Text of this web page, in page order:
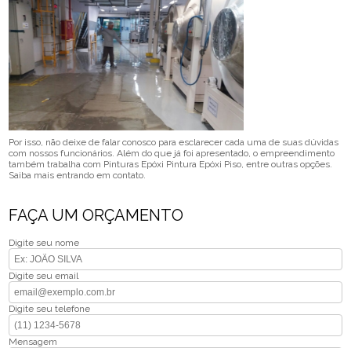
Por isso, não deixe de falar conosco para esclarecer cada uma de suas dúvidas
com nossos funcionários. Além do que já foi apresentado, o empreendimento
também trabalha com Pinturas Epóxi Pintura Epóxi Piso, entre outras opções.
Saiba mais entrando em contato.
FAÇA UM ORÇAMENTO
Digite seu nome
Digite seu email
Digite seu telefone
Mensagem